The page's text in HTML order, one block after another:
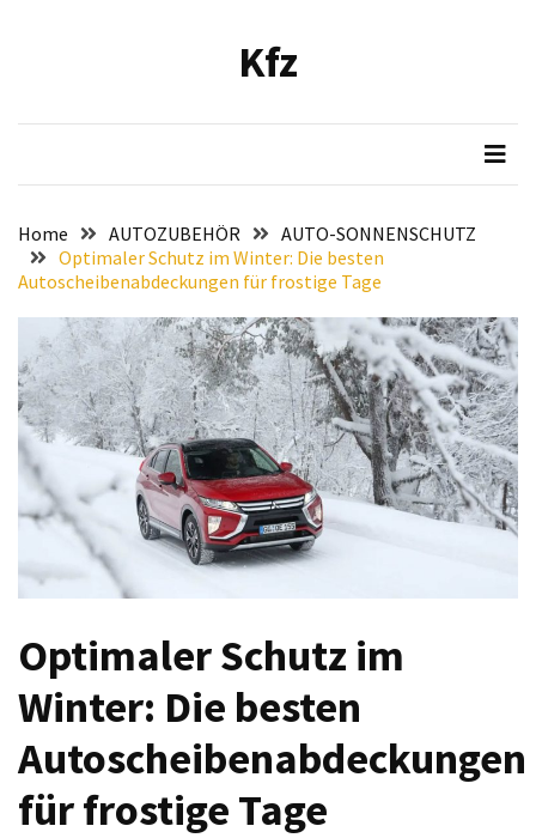
Luftqualität
Fahrzeug:
Installationsanleitung
für
den
Bosch
Hochleistungs-
Luftfilter
Auto-
Reinigungsprodukte,
jeder
braucht:
Empfohlene
für
glänzende
Fahrzeuge
Kfz
Home AUTOZUBEHÖR
AUTO-SONNENSCHUTZ
Optimaler Schutz im Winter: Die besten
Autoscheibenabdeckungen für frostige Tage
Optimaler Schutz im
Winter: Die besten
Autoscheibenabdeckungen
für frostige Tage